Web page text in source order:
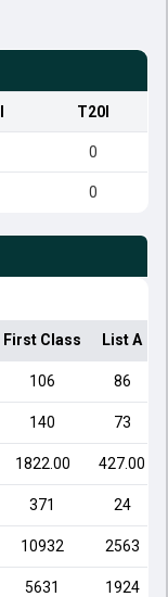
T20I
0
0
First Class List A
106 86
140 73
1822.00 427.00
371 24
10932 2563
5631 1924